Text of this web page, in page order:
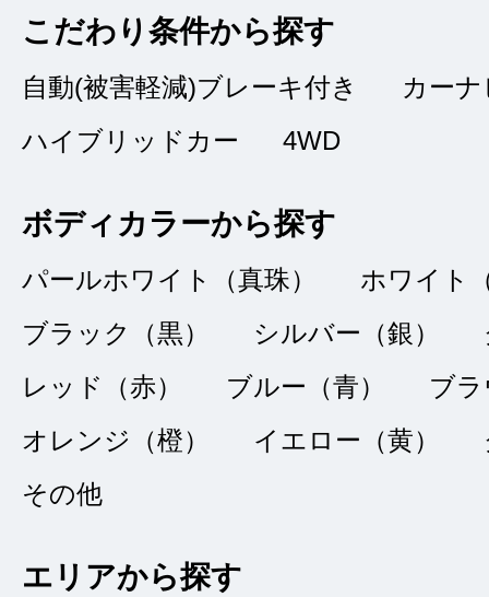
きました。
5
総合評価
2023/07/06
ａｋｉ２７７６
販売店の評価
接客：5｜ 雰囲
品質： 5｜ 説明：
こだわり条件から探す
自動(被害軽減)ブレーキ付き
カー
ハイブリッドカー
4WD
ボディカラーから探す
パールホワイト（真珠）
ホワイト
ブラック（黒）
シルバー（銀）
レッド（赤）
ブルー（青）
ブ
オレンジ（橙）
イエロー（黄）
その他
エリアから探す